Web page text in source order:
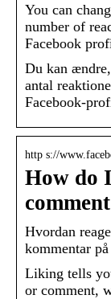
You can
number of
Facebook
Du kan
antal
Facebook-
http s://
How do
Hvordan
kommentar
Liking tells
or comment,